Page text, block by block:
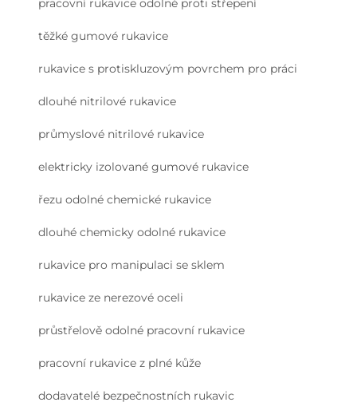
pracovní rukavice odolné proti střepení
těžké gumové rukavice
rukavice s protiskluzovým povrchem pro práci
dlouhé nitrilové rukavice
průmyslové nitrilové rukavice
elektricky izolované gumové rukavice
řezu odolné chemické rukavice
dlouhé chemicky odolné rukavice
rukavice pro manipulaci se sklem
rukavice ze nerezové oceli
průstřelově odolné pracovní rukavice
pracovní rukavice z plné kůže
dodavatelé bezpečnostních rukavic